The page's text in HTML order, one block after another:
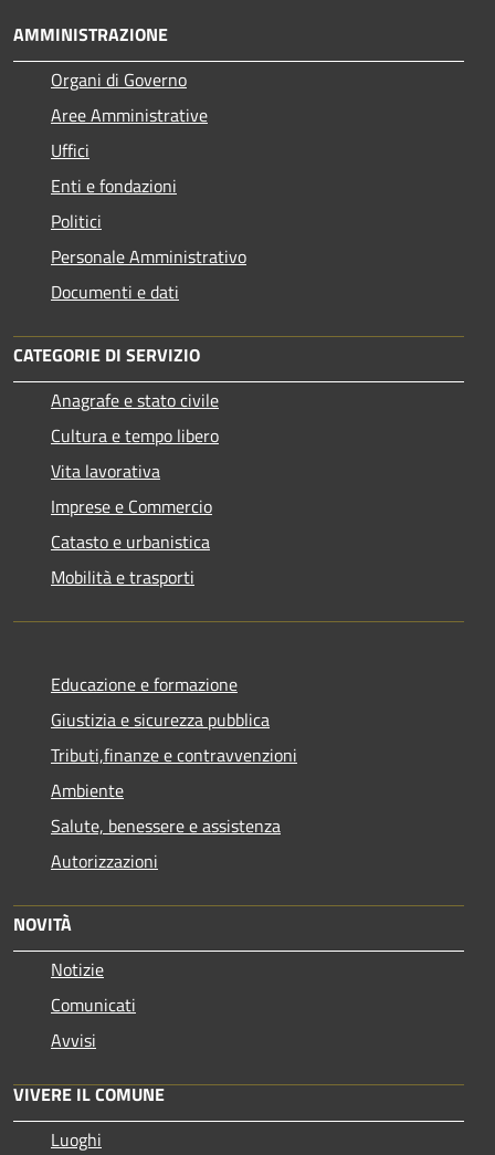
AMMINISTRAZIONE
Organi di Governo
Aree Amministrative
Uffici
Enti e fondazioni
Politici
Personale Amministrativo
Documenti e dati
CATEGORIE DI SERVIZIO
Anagrafe e stato civile
Cultura e tempo libero
Vita lavorativa
Imprese e Commercio
Catasto e urbanistica
Mobilità e trasporti
Educazione e formazione
Giustizia e sicurezza pubblica
Tributi,finanze e contravvenzioni
Ambiente
Salute, benessere e assistenza
Autorizzazioni
NOVITÀ
Notizie
Comunicati
Avvisi
VIVERE IL COMUNE
Luoghi